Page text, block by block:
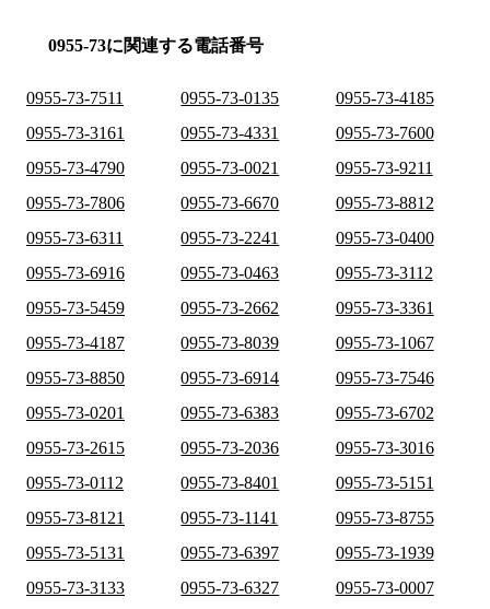
0955-73に関連する電話番号
0955-73-7511 0955-73-0135
0955-73-4185
0955-73-3161
0955-73-4331
0955-73-7600
0955-73-4790
0955-73-0021
0955-73-9211
0955-73-7806
0955-73-6670
0955-73-8812
0955-73-6311
0955-73-2241
0955-73-0400
0955-73-6916
0955-73-0463
0955-73-3112
0955-73-5459
0955-73-2662
0955-73-3361
0955-73-4187
0955-73-8039
0955-73-1067
0955-73-8850
0955-73-6914
0955-73-7546
0955-73-0201
0955-73-6383
0955-73-6702
0955-73-2615
0955-73-2036
0955-73-3016
0955-73-0112
0955-73-8401
0955-73-5151
0955-73-8121
0955-73-1141
0955-73-8755
0955-73-5131
0955-73-6397
0955-73-1939
0955-73-3133
0955-73-6327
0955-73-0007